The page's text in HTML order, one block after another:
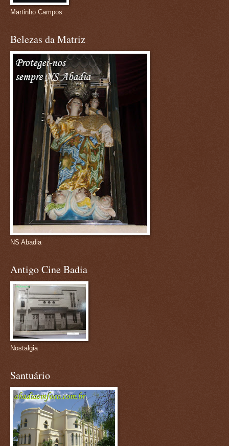
Martinho Campos
Belezas da Matriz
NS Abadia
Antigo Cine Badia
Nostalgia
Santuário